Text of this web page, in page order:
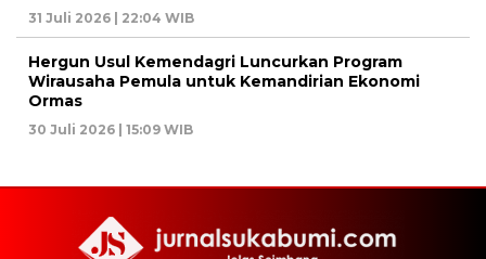
31 Juli 2026 | 22:04 WIB
Hergun Usul Kemendagri Luncurkan Program
Wirausaha Pemula untuk Kemandirian Ekonomi
Ormas
30 Juli 2026 | 15:09 WIB